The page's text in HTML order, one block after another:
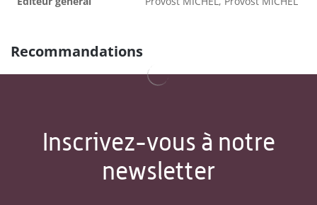
Recommandations
Inscrivez-vous à notre
newsletter